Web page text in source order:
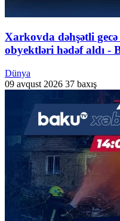
Xarkovda dəhşətli
obyektləri hədəf aldı -
Dünya
09 avqust 2026 37 baxış